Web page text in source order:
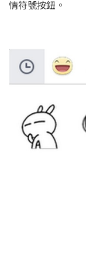
情符號按鈕。